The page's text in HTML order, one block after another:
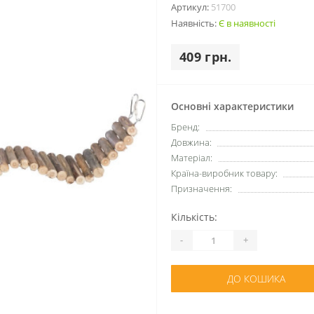
Артикул: 51700
Наявність:Є в наявності
409 грн.
Основні характеристики
Бренд:
Довжина:
Матеріал:
Країна-виробник товару:
Призначення:
Кількість:
- +
ДО КОШИКА